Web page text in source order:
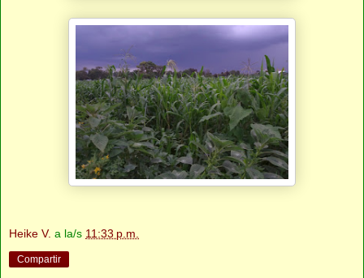
Heike V. a la/s 11:33 p.m.
Compartir